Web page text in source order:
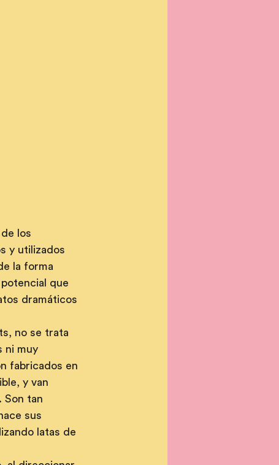
los
y utilizados
la forma
que
dramáticos
no se trata
ni muy
fabricados en
y van
Son tan
sus
latas de